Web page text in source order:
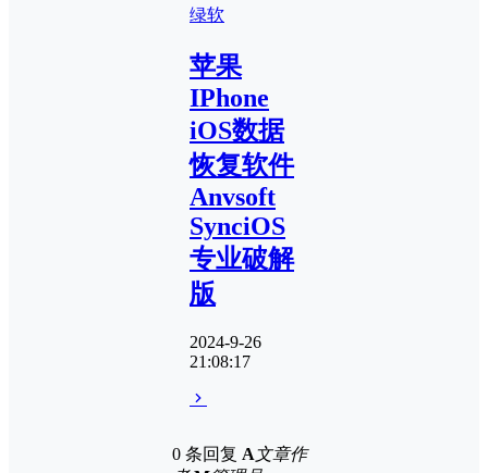
绿软
苹果
IPhone
iOS数据
恢复软件
Anvsoft
SynciOS
专业破解
版
2024-9-26
21:08:17
0 条回复 A文章作